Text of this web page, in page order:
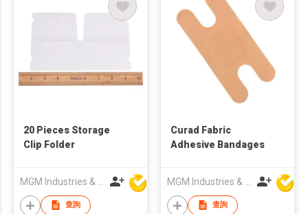
20 Pieces Storage
Clip Folder
查詢
Curad Fabric
Adhesive Bandages
查詢